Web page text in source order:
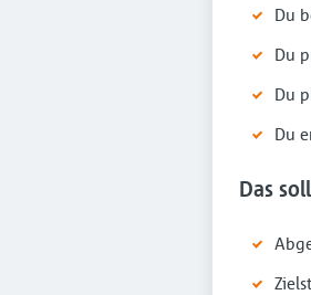
Du
Du
Du
Du
Das